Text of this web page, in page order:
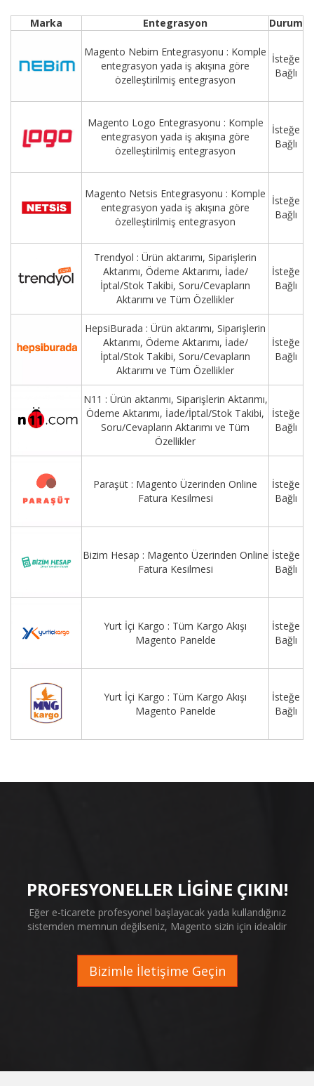
Marka Entegrasyon Durum
Magento Nebim Entegrasyonu : Komple
entegrasyon yada iş akışına göre
özelleştirilmiş entegrasyon
İsteğe
Bağlı
Magento Logo Entegrasyonu : Komple
entegrasyon yada iş akışına göre
özelleştirilmiş entegrasyon
İsteğe
Bağlı
Magento Netsis Entegrasyonu : Komple
entegrasyon yada iş akışına göre
özelleştirilmiş entegrasyon
İsteğe
Bağlı
Trendyol : Ürün aktarımı, Siparişlerin
Aktarımı, Ödeme Aktarımı, İade/
İptal/Stok Takibi, Soru/Cevapların
Aktarımı ve Tüm Özellikler
İsteğe
Bağlı
HepsiBurada : Ürün aktarımı, Siparişlerin
Aktarımı, Ödeme Aktarımı, İade/
İptal/Stok Takibi, Soru/Cevapların
Aktarımı ve Tüm Özellikler
İsteğe
Bağlı
N11 : Ürün aktarımı, Siparişlerin Aktarımı,
Ödeme Aktarımı, İade/İptal/Stok Takibi,
Soru/Cevapların Aktarımı ve Tüm
Özellikler
İsteğe
Bağlı
Paraşüt : Magento Üzerinden Online
Fatura Kesilmesi
İsteğe
Bağlı
Bizim Hesap : Magento Üzerinden Online
Fatura Kesilmesi
İsteğe
Bağlı
Yurt İçi Kargo : Tüm Kargo Akışı
Magento Panelde
İsteğe
Bağlı
Yurt İçi Kargo : Tüm Kargo Akışı
Magento Panelde
İsteğe
Bağlı
PROFESYONELLER LİGİNE ÇIKIN!
Eğer e-ticarete profesyonel başlayacak yada kullandığınız
sistemden memnun değilseniz, Magento sizin için idealdir
Bizimle İletişime Geçin